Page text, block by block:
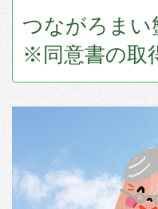
つながろまい
※同意書の取